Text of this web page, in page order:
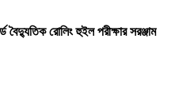
বৈদ্যুতিক রোলিং হুইল পরীক্ষার সরঞ্জাম